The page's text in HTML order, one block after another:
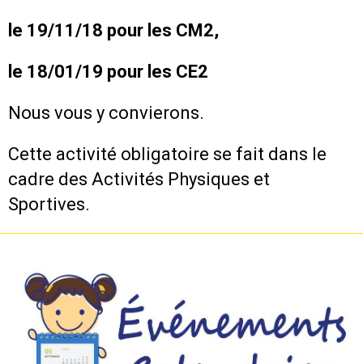
le 19/11/18 pour les CM2,
le 18/01/19 pour les CE2
Nous vous y convierons.
Cette activité obligatoire se fait dans le
cadre des Activités Physiques et
Sportives.